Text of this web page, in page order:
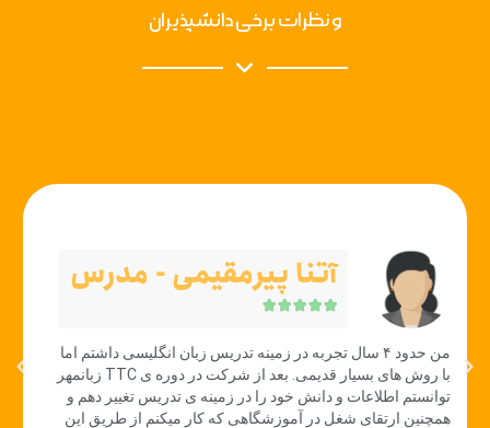
و نظرات برخی دانشپذیران
آتنا پیرمقیمی - مدرس





من حدود ۴ سال تجربه در زمینه تدریس زبان انگلیسی داشتم اما
با روش های بسیار قدیمی. بعد از شرکت در دوره ی TTC زبانمهر
توانستم اطلاعات و دانش خود را در زمینه ی تدریس تغییر دهم و
همچنین ارتقای شغل در آموزشگاهی که کار میکنم از طریق این